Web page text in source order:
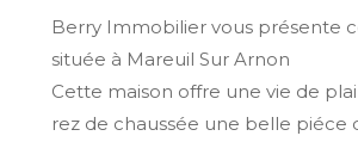
Berry Immobilier vous présente
située à Mareuil Sur Arnon
Cette maison offre une vie de
rez de chaussée une belle piéce